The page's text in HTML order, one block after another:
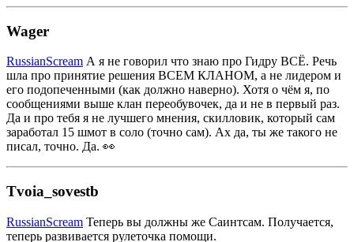
Wager
RussianScream А я не говорил что знаю про Гидру ВСЁ. Речь
шла про принятие решения ВСЕМ КЛАНОМ, а не лидером и
его подопеченными (как должно наверно). Хотя о чём я, по
сообщениями выше клан переобувочек, да и не в первый раз.
Да и про тебя я не лучшего мнения, скилловик, который сам
заработал 15 шмот в соло (точно сам). Ах да, ты же такого не
писал, точно. Да. 👀
Tvoia_sovestb
RussianScream Теперь вы должны же Саинтсам. Получается,
теперь развивается рулеточка помощи.